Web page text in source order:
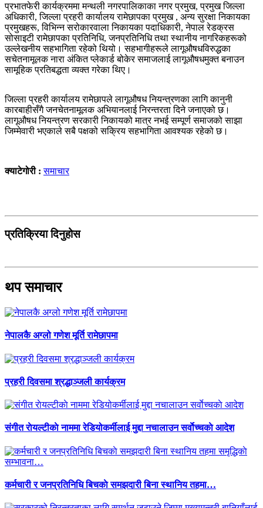
प्रभातफेरी कार्यक्रममा मन्थली नगरपालिकाका नगर प्रमुख, प्रमुख जिल्ला
अधिकारी, जिल्ला प्रहरी कार्यालय रामेछापका प्रमुख , अन्य सुरक्षा निकायका
प्रमुखहरू, विभिन्न सरोकारवाला निकायका पदाधिकारी, नेपाल रेडक्रस
सोसाइटी रामेछापका प्रतिनिधि, जनप्रतिनिधि तथा स्थानीय नागरिकहरूको
उल्लेखनीय सहभागिता रहेको थियो। सहभागीहरूले लागूऔषधविरुद्धका
सचेतनामूलक नारा अंकित प्लेकार्ड बोकेर समाजलाई लागूऔषधमुक्त बनाउन
सामूहिक प्रतिबद्धता व्यक्त गरेका थिए।
जिल्ला प्रहरी कार्यालय रामेछापले लागूऔषध नियन्त्रणका लागि कानुनी
कारबाहीसँगै जनचेतनामूलक अभियानलाई निरन्तरता दिने जनाएको छ।
लागूऔषध नियन्त्रण सरकारी निकायको मात्र नभई सम्पूर्ण समाजको साझा
जिम्मेवारी भएकाले सबै पक्षको सक्रिय सहभागिता आवश्यक रहेको छ।
क्याटेगोरी :समाचार
प्रतिक्रिया दिनुहोस
थप समाचार
नेपालकै अग्लो गणेश मूर्ति रामेछापमा
प्रहरी दिवसमा श्रद्धाञ्जली कार्यक्रम
संगीत राेयल्टीकाे नाममा रेडियोकर्मीलाई मुद्दा नचालाउन सर्वाेच्चकाे आदेश
कर्मचारी र जनप्रतिनिधि बिचकाे समझदारी बिना स्थानिय तहमा…